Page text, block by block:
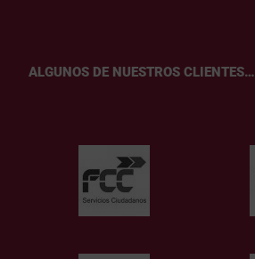
ALGUNOS DE NUESTROS CLIENTES…